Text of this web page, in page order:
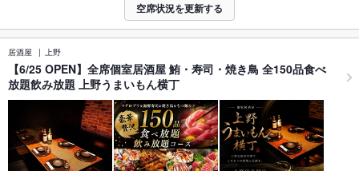
空席状況を更新する
居酒屋 上野
【6/25 OPEN】全席個室居酒屋 鮪・寿司・焼き鳥 全150品食べ
放題飲み放題 上野うまいもん横丁